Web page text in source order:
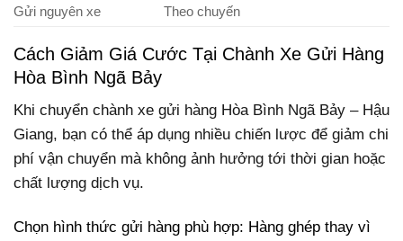
Gửi nguyên xe
Theo chuyến
Cách Giảm Giá Cước Tại Chành Xe Gửi Hàng
Hòa Bình Ngã Bảy
Khi chuyển chành xe gửi hàng Hòa Bình Ngã Bảy – Hậu
Giang, bạn có thể áp dụng nhiều chiến lược để giảm chi
phí vận chuyển mà không ảnh hưởng tới thời gian hoặc
chất lượng dịch vụ.
Chọn hình thức gửi hàng phù hợp: Hàng ghép thay vì